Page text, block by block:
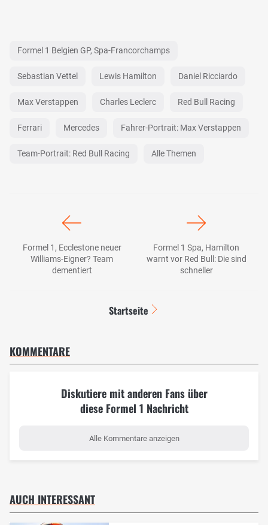
Formel 1 Belgien GP, Spa-Francorchamps
Sebastian Vettel Lewis Hamilton Daniel Ricciardo
Max Verstappen Charles Leclerc Red Bull Racing
Ferrari Mercedes Fahrer-Portrait: Max Verstappen
Team-Portrait: Red Bull Racing Alle Themen
Formel 1, Ecclestone neuer
Williams-Eigner? Team
dementiert
Formel 1 Spa, Hamilton
warnt vor Red Bull: Die sind
schneller
Startseite
KOMMENTARE
Diskutiere mit anderen Fans über
diese Formel 1 Nachricht
Alle Kommentare anzeigen
AUCH INTERESSANT